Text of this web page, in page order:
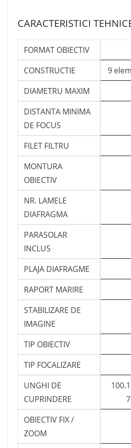
CARACTERISTICI
FORMAT OBIECTIV
CONSTRUCTIE
9
DIAMETRU MAXIM
DISTANTA MINIMA
DE FOCUS
FILET FILTRU
MONTURA
OBIECTIV
NR. LAMELE
DIAFRAGMA
PARASOLAR
INCLUS
PLAJA DIAFRAGME
RAPORT MARIRE
STABILIZARE DE
IMAGINE
TIP OBIECTIV
TIP FOCALIZARE
UNGHI DE
CUPRINDERE
OBIECTIV FIX /
ZOOM